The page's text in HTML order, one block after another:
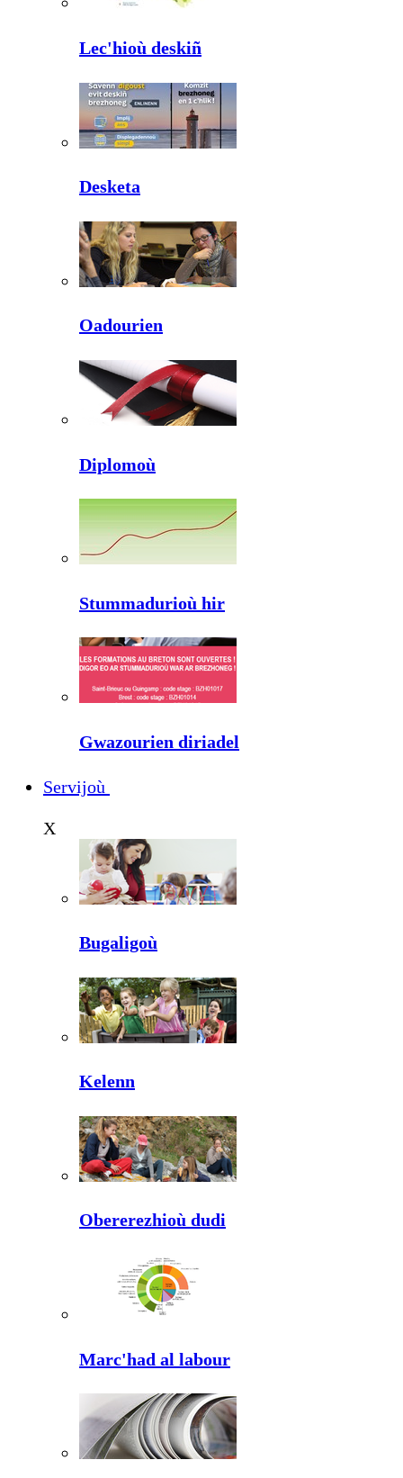
Lec'hioù deskiñ
Desketa
Oadourien
Diplomoù
Stummadurioù hir
Gwazourien diriadel
Servijoù
X
Bugaligoù
Kelenn
Obererezhioù dudi
Marc'had al labour